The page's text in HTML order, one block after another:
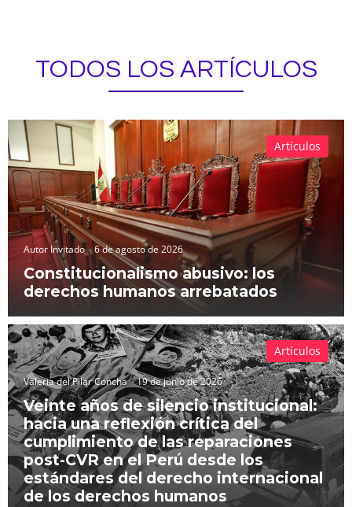
TODOS LOS ARTÍCULOS
Autor Invitado 6 de agosto de 2026
Constitucionalismo abusivo: los
derechos humanos arrebatados
Artículos
Valeria del Pilar Concha 19 de junio de 2026
Veinte años de silencio institucional:
hacia una reflexión crítica del
cumplimiento de las reparaciones
post-CVR en el Perú desde los
estándares del derecho internacional
de los derechos humanos
Artículos